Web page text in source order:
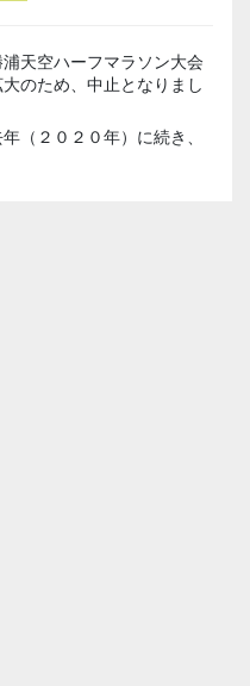
天空ハーフマラソン大会
のため、中止となりまし
（２０２０年）に続き、